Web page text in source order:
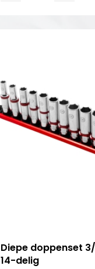
Diepe doppenset
14-delig